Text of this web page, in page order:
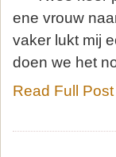
ene vrouw
vaker lukt mij
doen we het
Read Full Post